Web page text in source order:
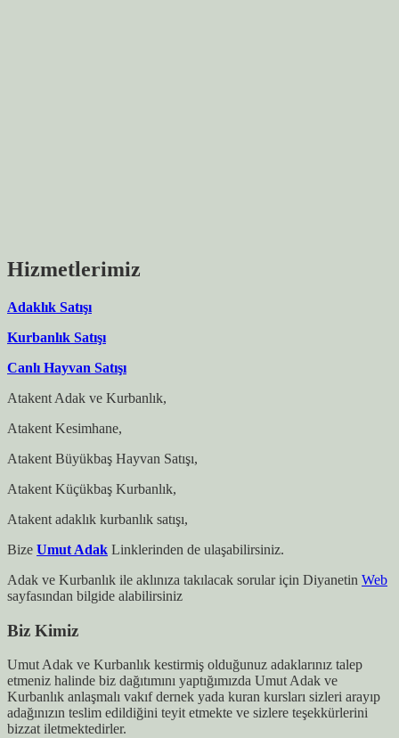
Hizmetlerimiz
Adaklık Satışı
Kurbanlık Satışı
Canlı Hayvan Satışı
Atakent Adak ve Kurbanlık,
Atakent Kesimhane,
Atakent Büyükbaş Hayvan Satışı,
Atakent Küçükbaş Kurbanlık,
Atakent adaklık kurbanlık satışı,
Bize Umut Adak Linklerinden de ulaşabilirsiniz.
Adak ve Kurbanlık ile aklınıza takılacak sorular için Diyanetin Web
sayfasından bilgide alabilirsiniz
Biz Kimiz
Umut Adak ve Kurbanlık kestirmiş olduğunuz adaklarınız talep
etmeniz halinde biz dağıtımını yaptığımızda Umut Adak ve
Kurbanlık anlaşmalı vakıf dernek yada kuran kursları sizleri arayıp
adağınızın teslim edildiğini teyit etmekte ve sizlere teşekkürlerini
bizzat iletmektedirler.